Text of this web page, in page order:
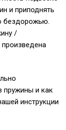
и приподнять
бездорожью.
/
пружины и как
инструкции